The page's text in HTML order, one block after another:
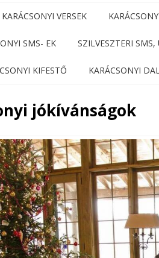
KARÁCSONYI VERSEK
SMS- EK SZILVESZTERI SMS,
KIFESTŐ KARÁCSONYI
jókívánságok